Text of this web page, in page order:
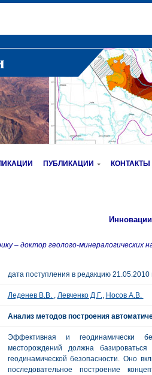
ПУБЛИКАЦИИ КОНТАКТЫ
Инновации
– доктор геолого-минералогических
дата поступления в редакцию
Леденев В.В. , Левченко Д.Г., Носов А.В.
Анализ методов построения
Эффективная и геодинамически
месторождений должна
геодинамической безопасности. Оно
последовательное построение